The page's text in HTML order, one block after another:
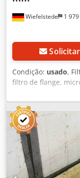
Wiefelstede 1
Solicitar
Condição: usado,
filtro de flange,
Domnick Hunter,
infelizmente não há
Dimensões: ver
Dimensões: 270/